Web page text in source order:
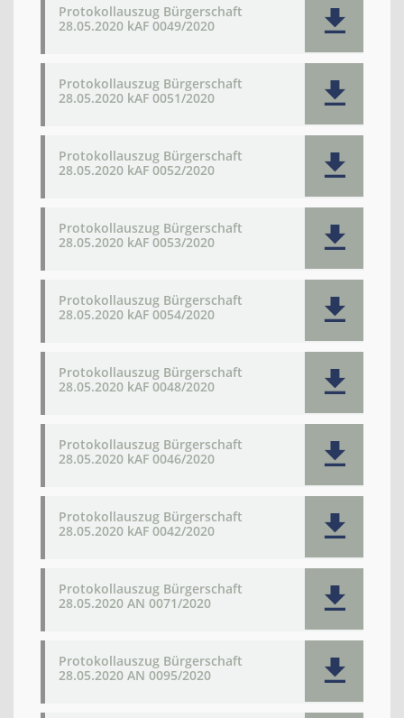
Protokollauszug Bürgerschaft
28.05.2020 kAF 0049/2020
Protokollauszug Bürgerschaft
28.05.2020 kAF 0051/2020
Protokollauszug Bürgerschaft
28.05.2020 kAF 0052/2020
Protokollauszug Bürgerschaft
28.05.2020 kAF 0053/2020
Protokollauszug Bürgerschaft
28.05.2020 kAF 0054/2020
Protokollauszug Bürgerschaft
28.05.2020 kAF 0048/2020
Protokollauszug Bürgerschaft
28.05.2020 kAF 0046/2020
Protokollauszug Bürgerschaft
28.05.2020 kAF 0042/2020
Protokollauszug Bürgerschaft
28.05.2020 AN 0071/2020
Protokollauszug Bürgerschaft
28.05.2020 AN 0095/2020